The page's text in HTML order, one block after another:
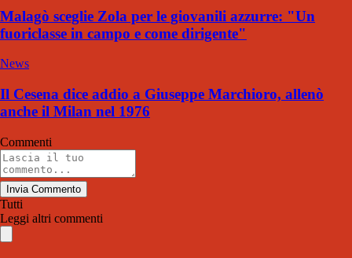
Malagò sceglie Zola per le giovanili azzurre: "Un
fuoriclasse in campo e come dirigente"
News
Il Cesena dice addio a Giuseppe Marchioro, allenò
anche il Milan nel 1976
Commenti
Invia Commento
Tutti
Leggi altri commenti